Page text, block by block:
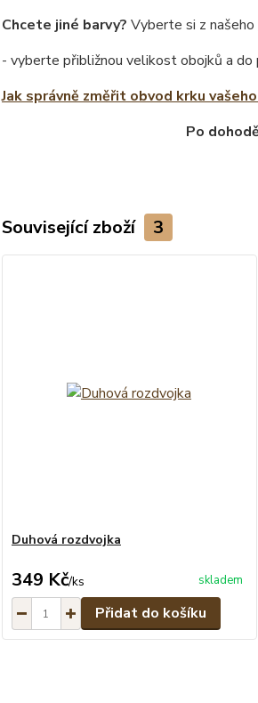
Chcete jiné barvy? Vyberte si z našeho
- vyberte přibližnou velikost obojků a do
Jak správně změřit obvod krku
Po
Související zboží 3
Duhová rozdvojka
349 Kč/ks skladem
Přidat do košíku